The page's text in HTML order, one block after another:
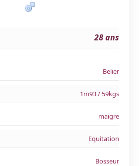
28 ans
Belier
1m93 / 59kgs
maigre
Equitation
Bosseur